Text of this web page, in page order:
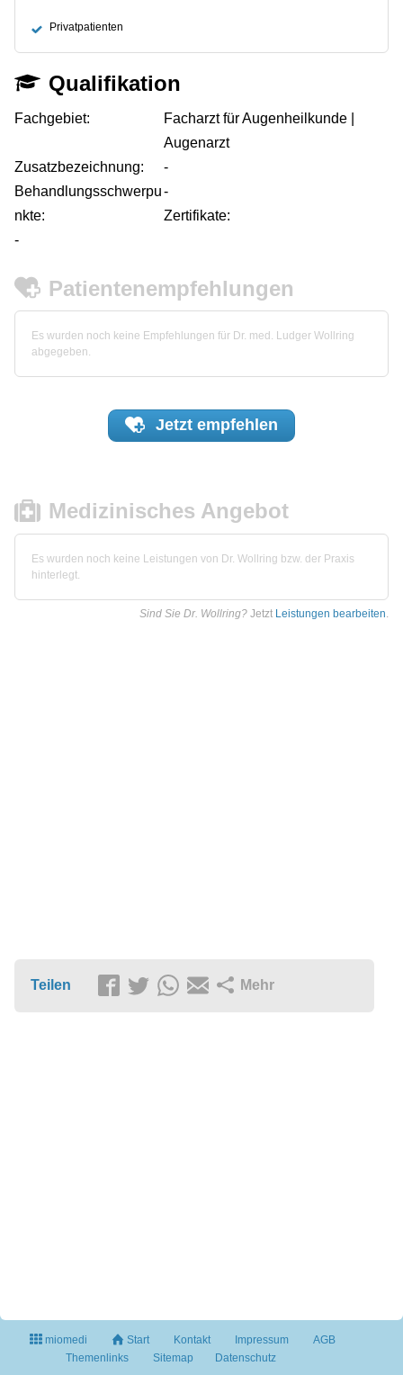
Privatpatienten
Qualifikation
Fachgebiet:
Facharzt für Augenheilkunde |
Augenarzt
Zusatzbezeichnung:
-
Behandlungsschwerpu
nkte:
-
Zertifikate:
-
Patientenempfehlungen
Es wurden noch keine Empfehlungen für Dr. med. Ludger Wollring
abgegeben.
Jetzt empfehlen
Medizinisches Angebot
Es wurden noch keine Leistungen von Dr. Wollring bzw. der Praxis
hinterlegt.
Sind Sie Dr. Wollring? Jetzt Leistungen bearbeiten.
Teilen Mehr
miomedi Start Kontakt Impressum
AGB
Themenlinks
Sitemap Datenschutz